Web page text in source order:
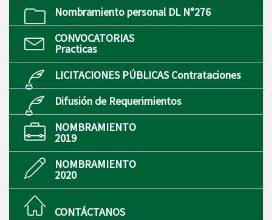
Nombramiento personal DL N°276
CONVOCATORIAS
Practicas
LICITACIONES PÚBLICAS Contrataciones
Difusión de Requerimientos
NOMBRAMIENTO
2019
NOMBRAMIENTO
2020
CONTÁCTANOS